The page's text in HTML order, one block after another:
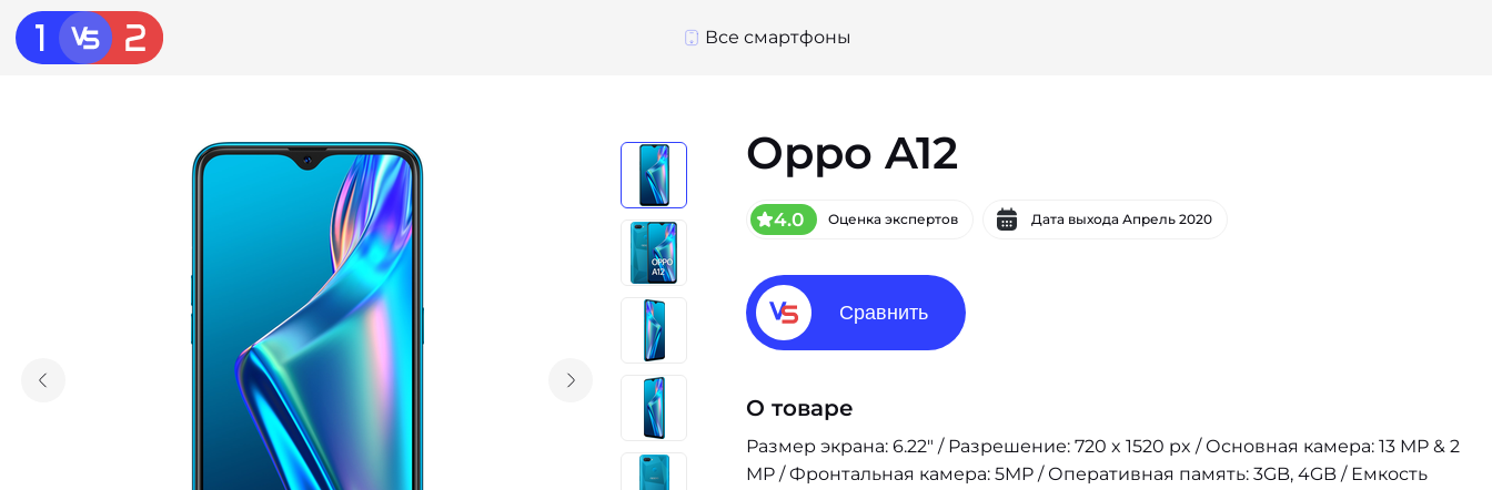
Все смартфоны
Oppo A12
4.0 Оценка экспертов Дата выхода Апрель 2020
Сравнить
О товаре
Размер экрана: 6.22" / Разрешение: 720 x 1520 px / Основная камера: 13 MP & 2
MP / Фронтальная камера: 5MP / Оперативная память: 3GB, 4GB / Емкость